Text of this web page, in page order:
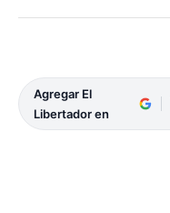
Agregar El
Libertador en